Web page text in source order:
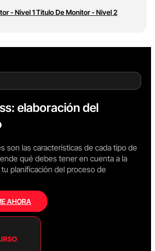
- Nivel 1Título De Monitor - Nivel 2
elaboración del
son las características de cada tipo de
qué debes tener en cuenta a la
planificación del proceso de
AHORA